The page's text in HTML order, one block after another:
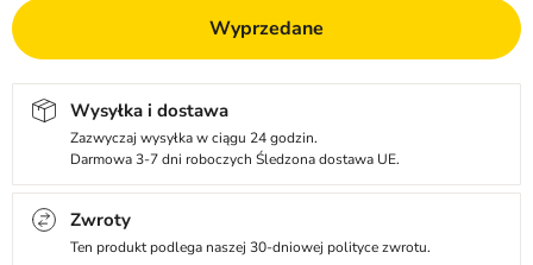
Wyprzedane
Wysyłka i dostawa
Zazwyczaj wysyłka w ciągu 24 godzin.
Darmowa 3-7 dni roboczych Śledzona dostawa UE.
Zwroty
Ten produkt podlega naszej 30-dniowej polityce zwrotu.